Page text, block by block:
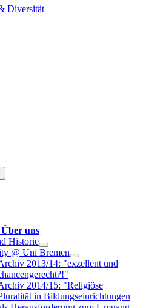
Diversität
Über uns
Historie
@ Uni Bremen
2013/14: "exzellent und
2014/15: "Religiöse
in Bildungseinrichtungen